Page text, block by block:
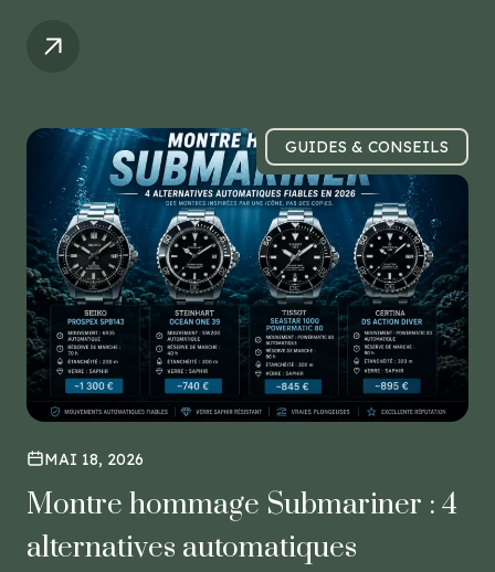
GUIDES & CONSEILS
MAI 18, 2026
Montre hommage Submariner : 4
alternatives automatiques